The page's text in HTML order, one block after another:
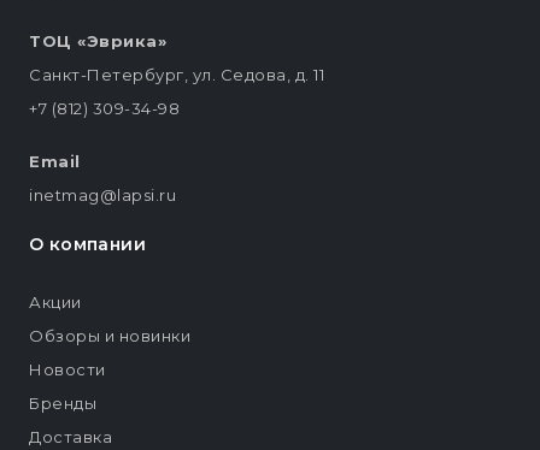
ТОЦ «Эврика»
Санкт-Петербург, ул. Седова, д. 11
+7 (812) 309-34-98
Email
inetmag@lapsi.ru
О компании
Акции
Обзоры и новинки
Новости
Бренды
Доставка